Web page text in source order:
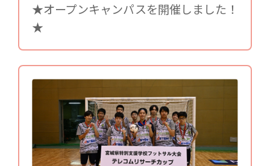
★オープンキャンパスを開催しました！
★